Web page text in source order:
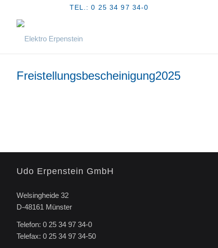
TEL.: 0 25 34 97 34-0
Freistellungsbescheinigung2025
Udo Erpenstein GmbH
Welsingheide 32
D-48161 Münster
Telefon: 0 25 34 97 34-0
Telefax: 0 25 34 97 34-50